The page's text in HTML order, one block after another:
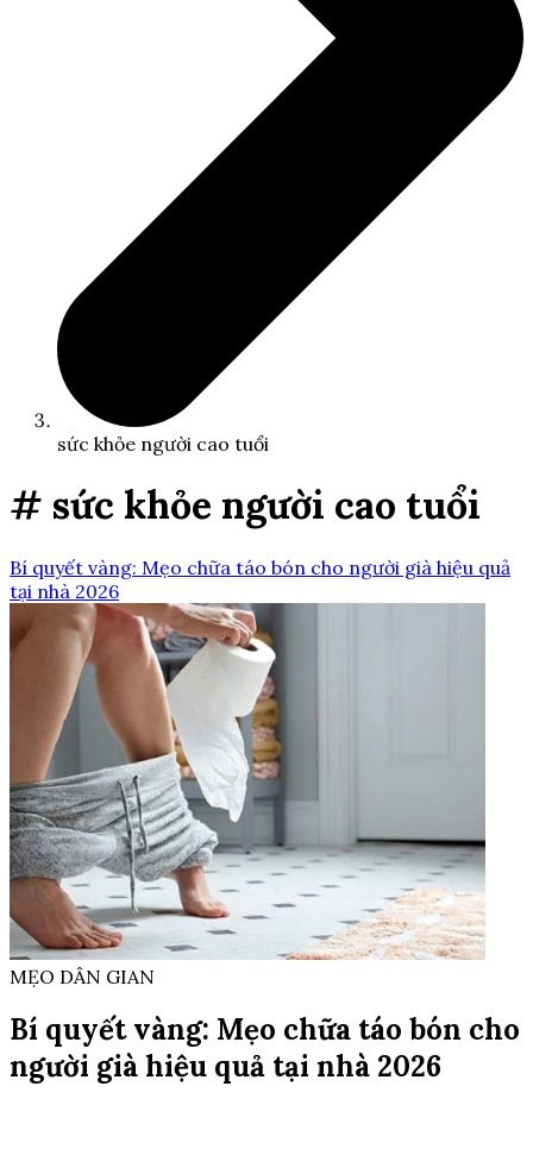
sức khỏe người cao tuổi
# sức khỏe người cao tuổi
Bí quyết vàng: Mẹo chữa táo bón cho người già hiệu quả
tại nhà 2026
MẸO DÂN GIAN
Bí quyết vàng: Mẹo chữa táo bón cho
người già hiệu quả tại nhà 2026